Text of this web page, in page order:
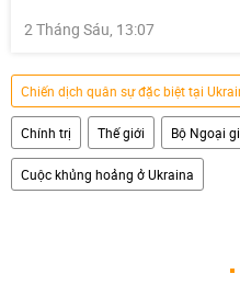
2 Tháng Sáu, 13:07
Chiến dịch quân sự đặc biệt tại
Chính trị Thế giới Bộ Ngoại
Cuộc khủng hoảng ở Ukraina